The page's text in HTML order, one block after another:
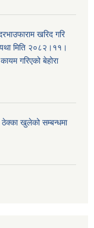
खरिद गरि
मिति २०८२।११।
गरिएको बेहोरा
खुलेको सम्बन्धमा